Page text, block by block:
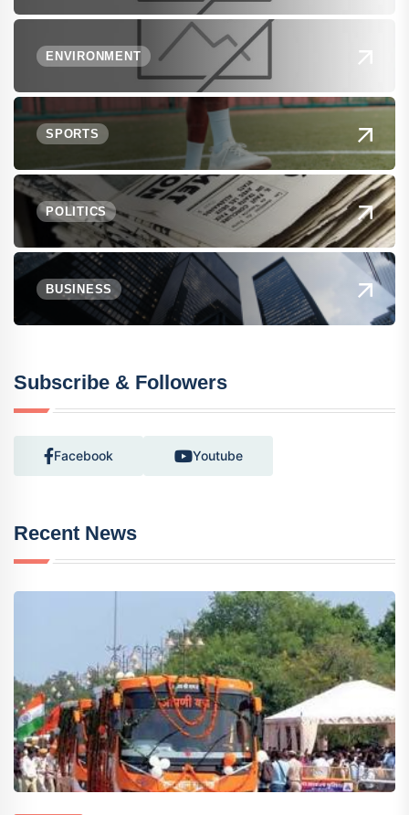
ENVIRONMENT
SPORTS
POLITICS
BUSINESS
Subscribe & Followers
Facebook Youtube
Recent News